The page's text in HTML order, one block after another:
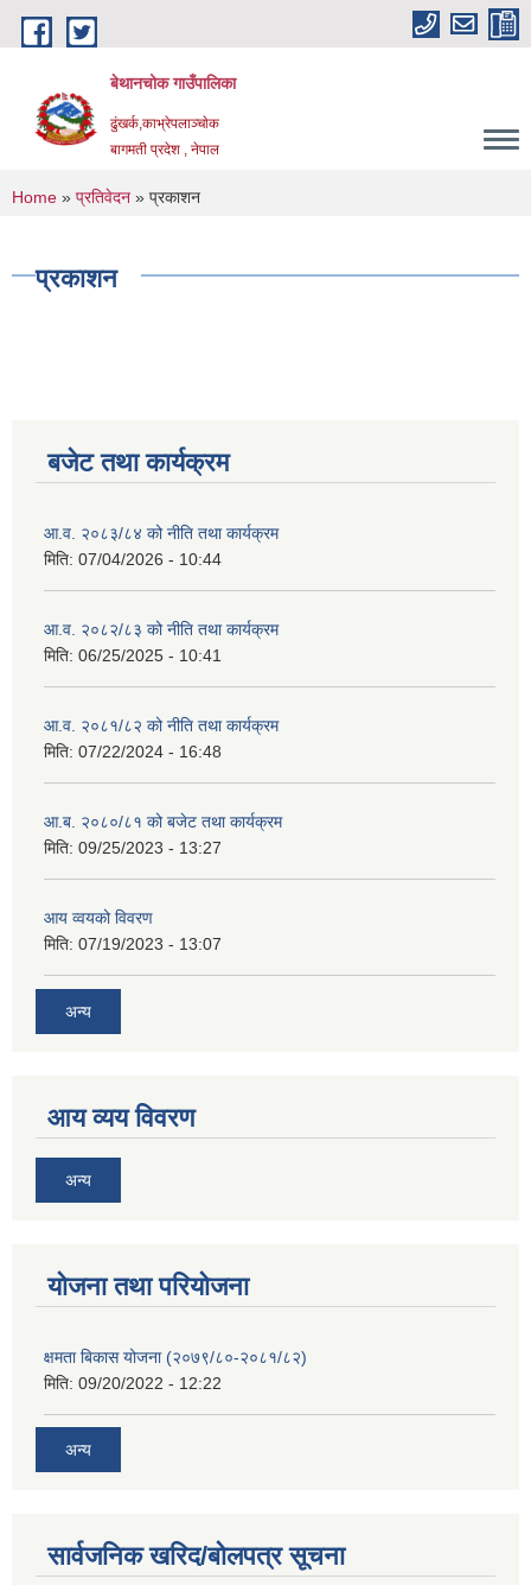
Skip to main content
बेथानचोक गाउँपालिका
ढुंखर्क,काभ्रेपलाञ्चाेक
बागमती प्रदेश , नेपाल
You are here
Home » प्रतिवेदन » प्रकाशन
प्रकाशन
बजेट तथा कार्यक्रम
आ.व. २०८३/८४ को नीति तथा कार्यक्रम
मिति: 07/04/2026 - 10:44
आ.व. २०८२/८३ को नीति तथा कार्यक्रम
मिति: 06/25/2025 - 10:41
आ.व. २०८१/८२ को नीति तथा कार्यक्रम
मिति: 07/22/2024 - 16:48
आ.ब. २०८०/८१ को बजेट तथा कार्यक्रम
मिति: 09/25/2023 - 13:27
आय व्वयको विवरण
मिति: 07/19/2023 - 13:07
अन्य
आय व्यय विवरण
अन्य
याेजना तथा परियाेजना
क्षमता बिकास योजना (२०७९/८०-२०८१/८२)
मिति: 09/20/2022 - 12:22
अन्य
सार्वजनिक खरिद/बोलपत्र सूचना